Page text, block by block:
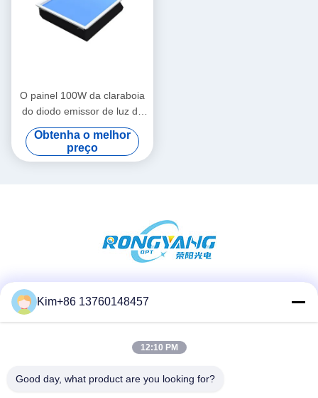
O painel 100W da claraboia
do diodo emissor de luz do
quadrado 2x4 colore CRI95
em mudança para a cozinha
Obtenha o melhor
preço
Redes Sociais
Kim+86 13760148457
12:10 PM
Good day, what product are you looking for?